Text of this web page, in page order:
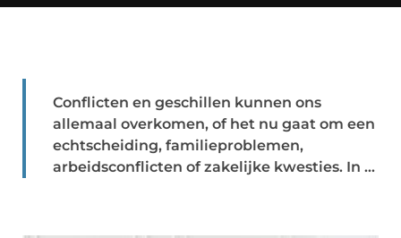
Conflicten en geschillen kunnen ons
allemaal overkomen, of het nu gaat om een
echtscheiding, familieproblemen,
arbeidsconflicten of zakelijke kwesties. In ...